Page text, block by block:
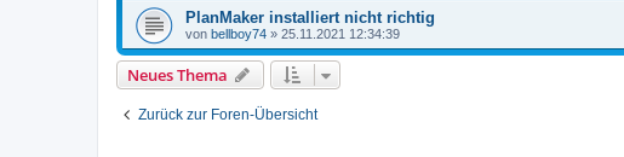
PlanMaker installiert nicht richtig
von bellboy74 » 25.11.2021 12:34:39
Neues Thema
Zurück zur Foren-Übersicht